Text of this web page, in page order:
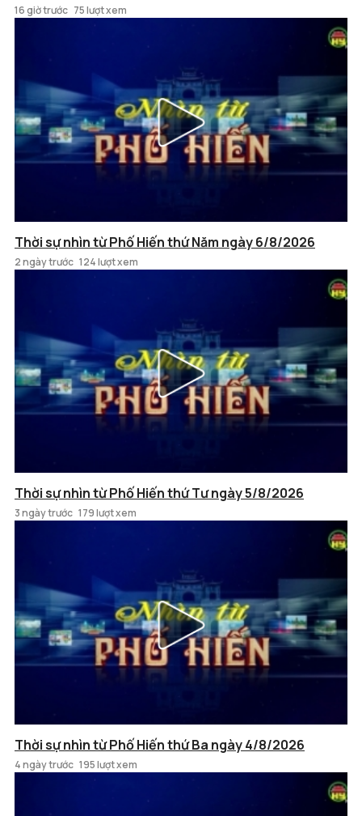
16 giờ trước 75 lượt xem
Thời sự nhìn từ Phố Hiến thứ Năm ngày 6/8/2026
2 ngày trước 124 lượt xem
Thời sự nhìn từ Phố Hiến thứ Tư ngày 5/8/2026
3 ngày trước 179 lượt xem
Thời sự nhìn từ Phố Hiến thứ Ba ngày 4/8/2026
4 ngày trước 195 lượt xem